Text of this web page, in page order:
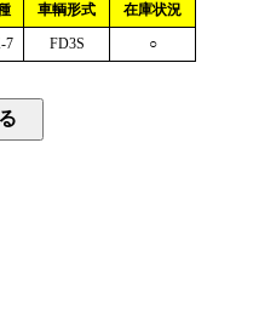
車輌形式
在庫状況
7 FD3S ○